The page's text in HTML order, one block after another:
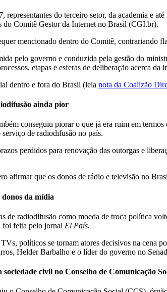
representantes do terceiro setor, da academia e
do Comitê Gestor da Internet no Brasil (CGI.br).
mencionado dentro do Comitê, contrariando
pelo governo e conduzida pela gestão do
etapas e esferas de deliberação acerca da
dentro e fora do Brasil (leia nota da Coalizão
ainda pior
conseguiu piorar o que já era ruim em
de radiodifusão no país.
perdidos para renovação das outorgas e
afirmar que os donos de rádio e televisão no
da mídia
de radiodifusão como moeda de troca política
foi feita pelo jornal El País.
políticos se tornam atores decisivos na cena
Helder Barbalho e o líder do governo no
sociedade civil no Conselho de Comunicação